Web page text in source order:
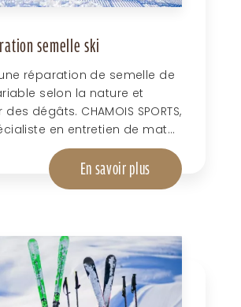
semelle ski
réparation de semelle de
selon la nature et
des dégâts. CHAMOIS SPORTS,
en entretien de mat...
En savoir plus